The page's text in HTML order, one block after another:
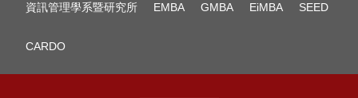
資訊管理學系暨研究所 EMBA GMBA EiMBA SEED
CARDO